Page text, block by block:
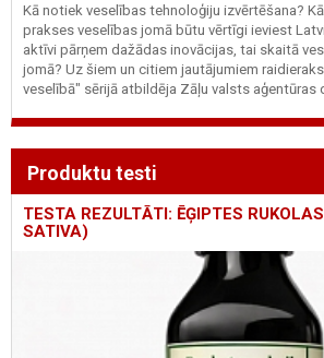
Kā notiek veselības tehnoloģiju izvērtēšana?
prakses veselības jomā būtu vērtīgi ieviest
aktīvi pārņem dažādas inovācijas, tai skaitā
jomā? Uz šiem un citiem jautājumiem
veselībā" sērijā atbildēja Zāļu valsts aģentūras
Produktu testi
TESTA REZULTĀTI: ĒĢIPTES
SATIVA)